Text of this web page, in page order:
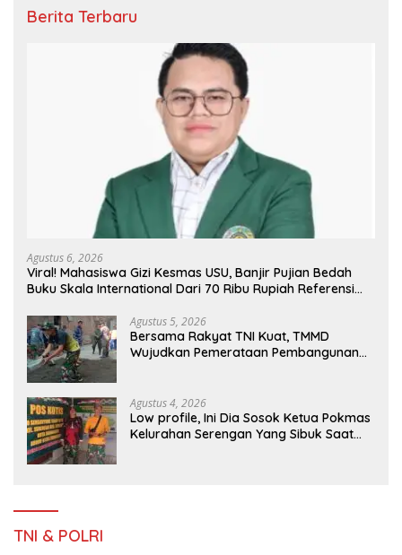
Berita Terbaru
Agustus 6, 2026
Viral! Mahasiswa Gizi Kesmas USU, Banjir Pujian Bedah
Buku Skala International Dari 70 Ribu Rupiah Referensi
Agustus 5, 2026
Bersama Rakyat TNI Kuat, TMMD
Wujudkan Pemerataan Pembangunan
Agustus 4, 2026
Low profile, Ini Dia Sosok Ketua Pokmas
Kelurahan Serengan Yang Sibuk Saat
TNI & POLRI